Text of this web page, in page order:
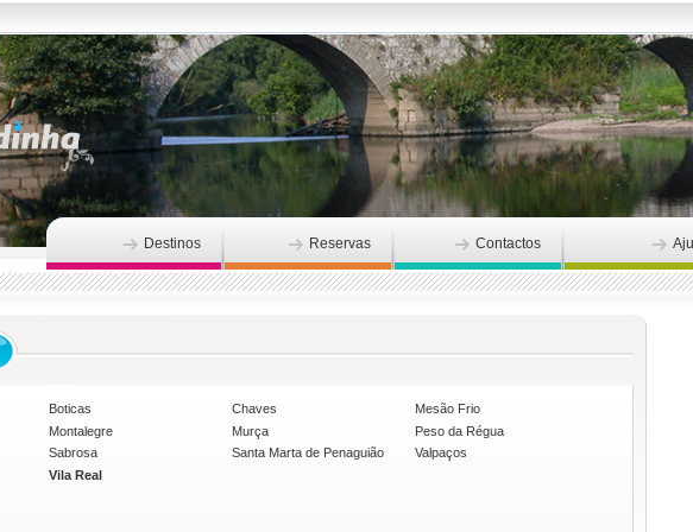
Destinos Reservas Contactos
Boticas Chaves
Mesão Frio
Montalegre Murça
Peso da Régua
Sabrosa Santa Marta de Penaguião
Valpaços
Vila Real